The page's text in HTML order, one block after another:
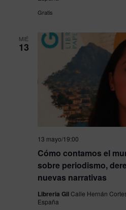
Gratis
MIÉ
13
Cómo contamos el
sobre periodismo,
nuevas narrativas
13 mayo/19:00
Libreria GilCalle Hernán
España